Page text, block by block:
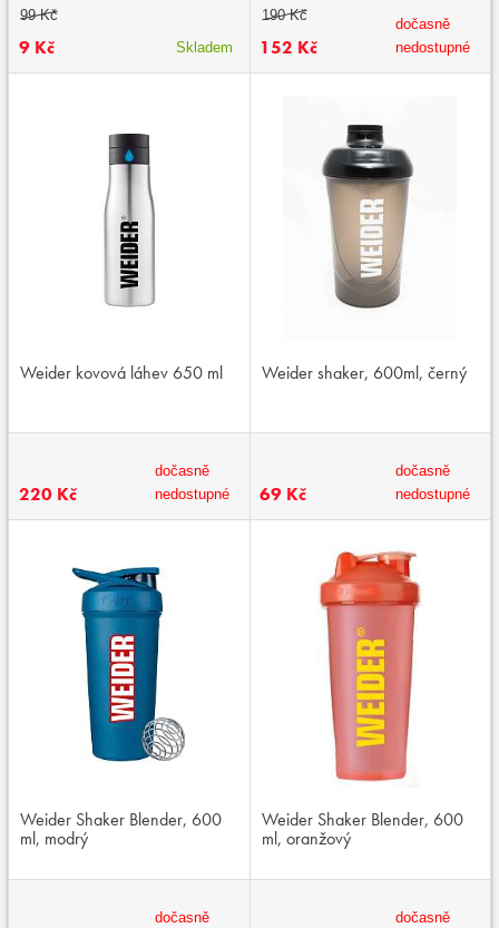
99 Kč
9 Kč Skladem
190 Kč
152 Kč
dočasně
nedostupné
Weider kovová láhev 650 ml
220 Kč
dočasně
nedostupné
Weider shaker, 600ml, černý
69 Kč
dočasně
nedostupné
Weider Shaker Blender, 600
ml, modrý
dočasně
Weider Shaker Blender, 600
ml, oranžový
dočasně